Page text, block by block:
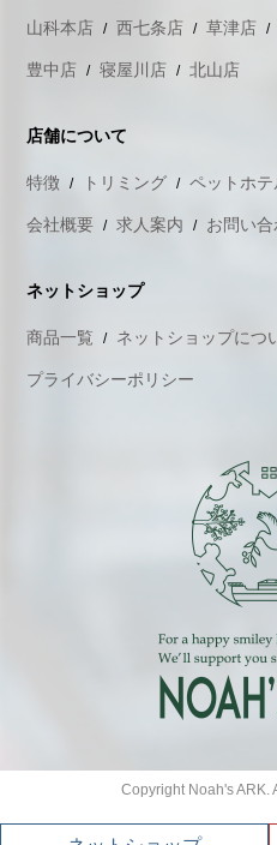
山科本店 西七条店 草津店
豊中店 寝屋川店 北山店
店舗について
特徴 トリミング ペットホテ
会社概要 求人案内 お問い
ネットショップ
商品一覧 ネットショップにつ
プライバシーポリシー
Copyright Noah's ARK.